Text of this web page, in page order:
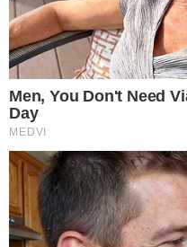
Thanandra sobre
"Ficam tentando botar
A vereadora
comentou, em
(01/08), que tem sofrido
sociais. Desta vez, com
relacionamento com o
Alencar (Republicanos).
Apoliana Oliveira